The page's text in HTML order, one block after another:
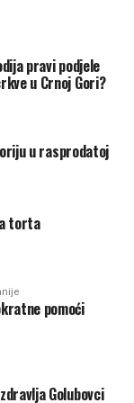
eura. Opšti
ili deficit
eura, i za
godini, koji je
Fonda.
pomaka
eura,
je prosječna
penzija
jedno od
pravi podjele
u Crnoj Gori?
u rasprodatoj
torta
pomoći
Golubovci